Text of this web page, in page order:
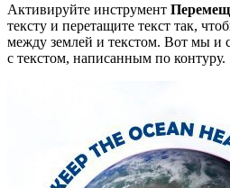
Активируйте инструмент
тексту и перетащите текст так,
между землей и текстом. Вот мы и
с текстом, написанным по контуру.